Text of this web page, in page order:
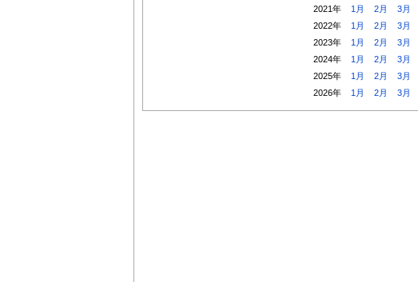
2021年
1月 2月 3月
2022年
1月 2月 3月
2023年
1月 2月 3月
2024年
1月 2月 3月
2025年
1月 2月 3月
2026年
1月 2月 3月